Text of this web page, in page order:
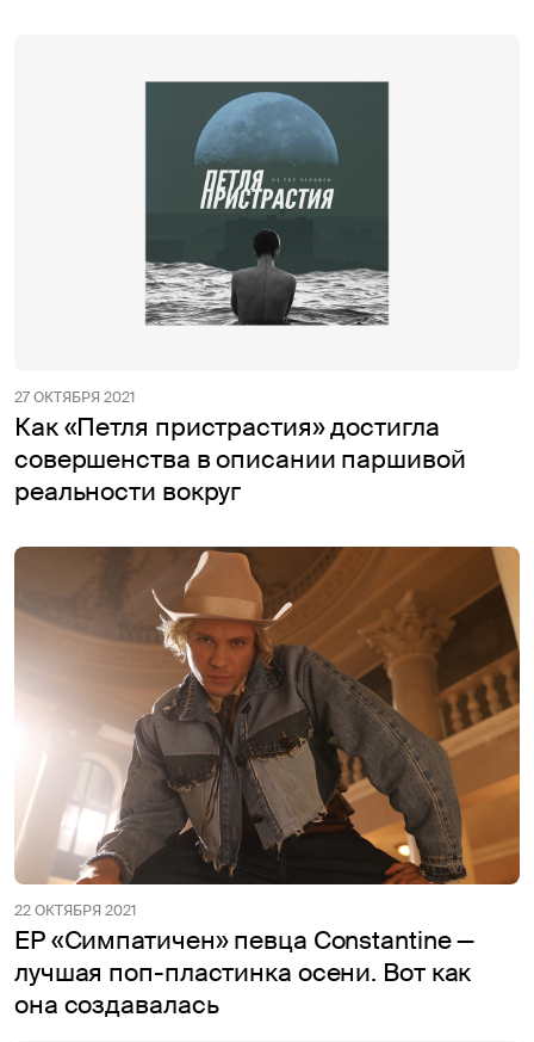
27 ОКТЯБРЯ 2021
Как «Петля пристрастия» достигла
совершенства в описании паршивой
реальности вокруг
22 ОКТЯБРЯ 2021
EP «Симпатичен» певца Constantine —
лучшая поп-пластинка осени. Вот как
она создавалась